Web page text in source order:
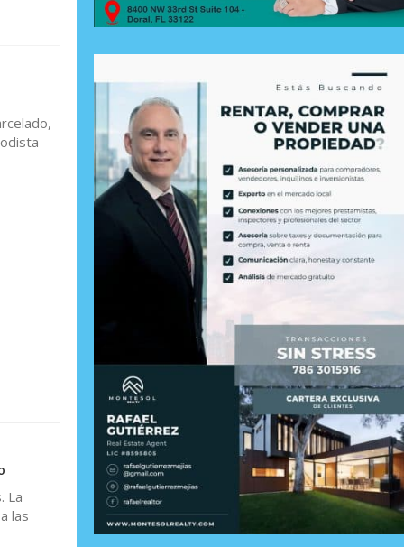
La
las